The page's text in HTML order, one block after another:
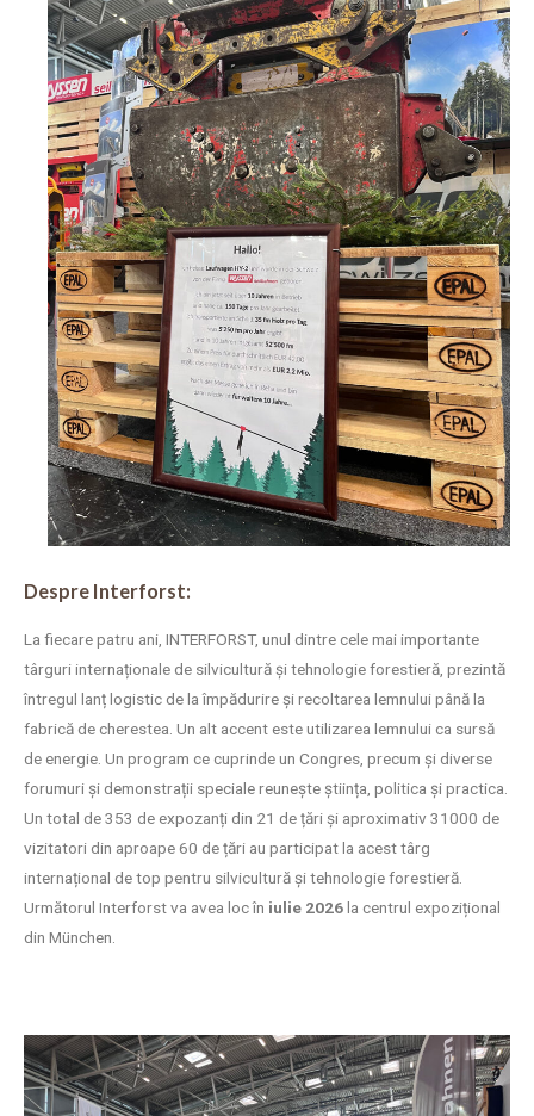
Despre Interforst:
La fiecare patru ani, INTERFORST, unul dintre cele mai importante
târguri internaționale de silvicultură și tehnologie forestieră, prezintă
întregul lanț logistic de la împădurire și recoltarea lemnului până la
fabrică de cherestea. Un alt accent este utilizarea lemnului ca sursă
de energie. Un program ce cuprinde un Congres, precum și diverse
forumuri și demonstrații speciale reunește știința, politica și practica.
Un total de 353 de expozanți din 21 de țări și aproximativ 31000 de
vizitatori din aproape 60 de țări au participat la acest târg
internațional de top pentru silvicultură și tehnologie forestieră.
Următorul Interforst va avea loc în iulie 2026la centrul expozițional
din München.